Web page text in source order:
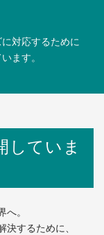
対応するために
ます。
していま
へ。
するために、